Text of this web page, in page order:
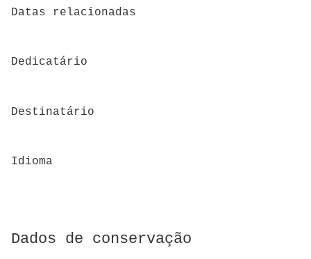
Datas relacionadas
Dedicatário
Destinatário
Idioma
Dados de conservação